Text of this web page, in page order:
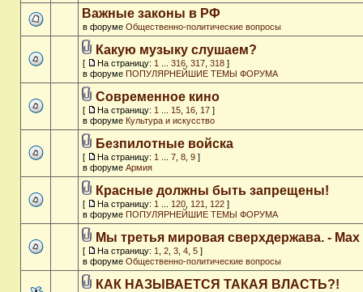
Важные законы в РФ
в форуме Общественно-политические вопросы
Какую музыку слушаем?
[ На страницу: 1 316 317 318 ]
в форуме ПОПУЛЯРНЕЙШИЕ ТЕМЫ ФОРУМА
Современное кино
[ На страницу: 1 15 16 17 ]
в форуме Культура и искусство
Безпилотные войска
[ На страницу: 1 7 8 9 ]
в форуме Армия
Красные должны быть запрещены!
[ На страницу: 1 120 121 122 ]
в форуме ПОПУЛЯРНЕЙШИЕ ТЕМЫ ФОРУМА
Мы третья мировая сверхдержава. - Max
[ На страницу: 1 2 3 4 5 ]
в форуме Общественно-политические вопросы
КАК НАЗЫВАЕТСЯ ТАКАЯ ВЛАСТЬ?!